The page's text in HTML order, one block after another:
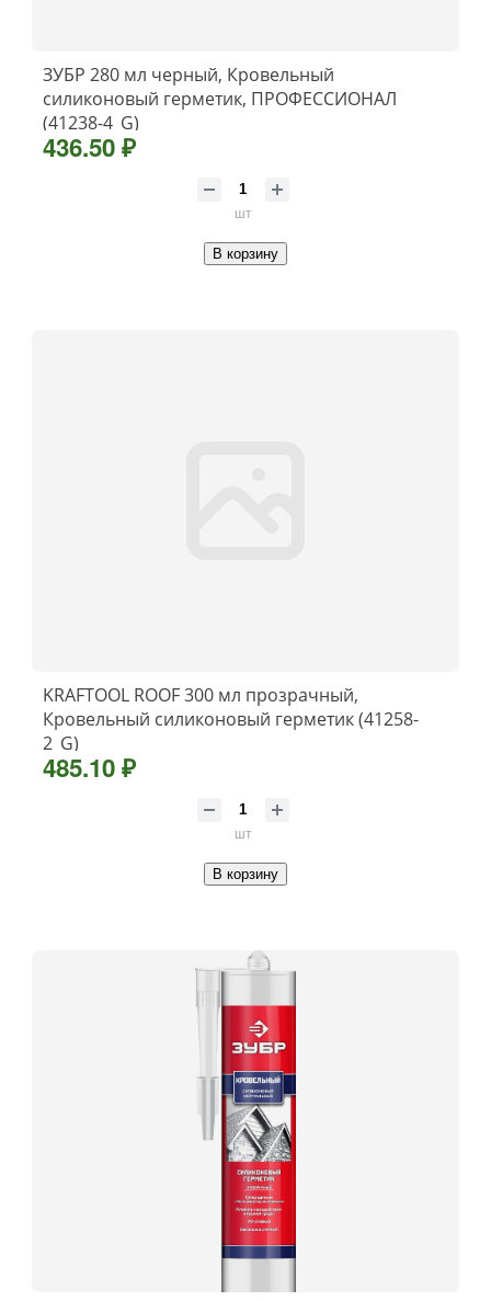
ЗУБР 280 мл черный, Кровельный
силиконовый герметик, ПРОФЕССИОНАЛ
(41238-4_G)
436.50 ₽
шт
В корзину
KRAFTOOL ROOF 300 мл прозрачный,
Кровельный силиконовый герметик (41258-
2_G)
485.10 ₽
шт
В корзину